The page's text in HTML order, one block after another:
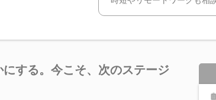
する。今こそ、次のステージ